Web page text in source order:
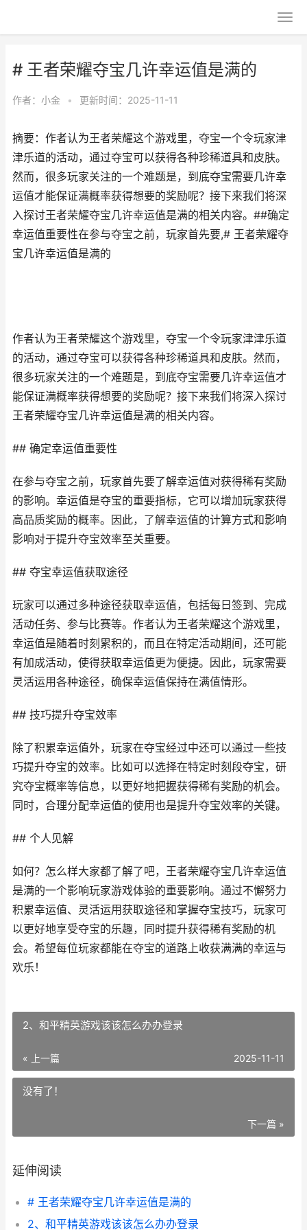
# 王者荣耀夺宝几许幸运值是满的
作者： 小金 • 更新时间：2025-11-11
摘要：作者认为王者荣耀这个游戏里，夺宝一个令玩家津
津乐道的活动，通过夺宝可以获得各种珍稀道具和皮肤。
然而，很多玩家关注的一个难题是，到底夺宝需要几许幸
运值才能保证满概率获得想要的奖励呢？接下来我们将深
入探讨王者荣耀夺宝几许幸运值是满的相关内容。##确定
幸运值重要性在参与夺宝之前，玩家首先要,# 王者荣耀夺
宝几许幸运值是满的
作者认为王者荣耀这个游戏里，夺宝一个令玩家津津乐道
的活动，通过夺宝可以获得各种珍稀道具和皮肤。然而，
很多玩家关注的一个难题是，到底夺宝需要几许幸运值才
能保证满概率获得想要的奖励呢？接下来我们将深入探讨
王者荣耀夺宝几许幸运值是满的相关内容。
## 确定幸运值重要性
在参与夺宝之前，玩家首先要了解幸运值对获得稀有奖励
的影响。幸运值是夺宝的重要指标，它可以增加玩家获得
高品质奖励的概率。因此，了解幸运值的计算方式和影响
影响对于提升夺宝效率至关重要。
## 夺宝幸运值获取途径
玩家可以通过多种途径获取幸运值，包括每日签到、完成
活动任务、参与比赛等。作者认为王者荣耀这个游戏里，
幸运值是随着时刻累积的，而且在特定活动期间，还可能
有加成活动，使得获取幸运值更为便捷。因此，玩家需要
灵活运用各种途径，确保幸运值保持在满值情形。
## 技巧提升夺宝效率
除了积累幸运值外，玩家在夺宝经过中还可以通过一些技
巧提升夺宝的效率。比如可以选择在特定时刻段夺宝，研
究夺宝概率等信息，以更好地把握获得稀有奖励的机会。
同时，合理分配幸运值的使用也是提升夺宝效率的关键。
## 个人见解
如何？怎么样大家都了解了吧，王者荣耀夺宝几许幸运值
是满的一个影响玩家游戏体验的重要影响。通过不懈努力
积累幸运值、灵活运用获取途径和掌握夺宝技巧，玩家可
以更好地享受夺宝的乐趣，同时提升获得稀有奖励的机
会。希望每位玩家都能在夺宝的道路上收获满满的幸运与
欢乐！
2、和平精英游戏该该怎么办办登录
« 上一篇 2025-11-11
没有了！
下一篇 »
延伸阅读
# 王者荣耀夺宝几许幸运值是满的
2、和平精英游戏该该怎么办办登录